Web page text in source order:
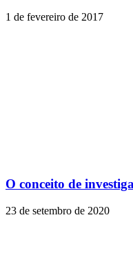
1 de fevereiro de 2017
O conceito de
23 de setembro de 2020